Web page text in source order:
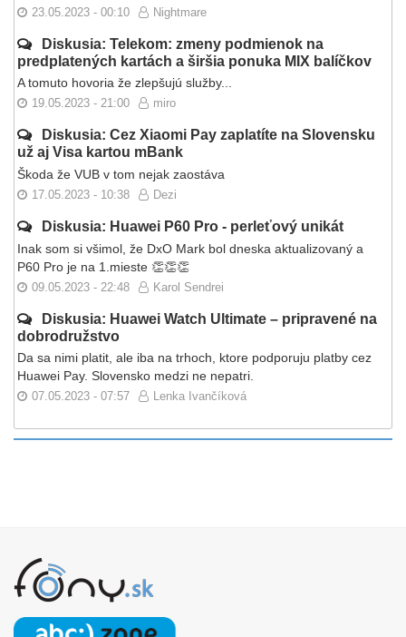
23.05.2023 - 00:10 Nightmare
Diskusia: Telekom: zmeny podmienok na
predplatených kartách a širšia ponuka MIX balíčkov
A tomuto hovoria že zlepšujú služby...
19.05.2023 - 21:00 miro
Diskusia: Cez Xiaomi Pay zaplatíte na Slovensku
už aj Visa kartou mBank
Škoda že VUB v tom nejak zaostáva
17.05.2023 - 10:38 Dezi
Diskusia: Huawei P60 Pro - perleťový unikát
Inak som si všimol, že DxO Mark bol dneska aktualizovaný a
P60 Pro je na 1.mieste 👏👏👏
09.05.2023 - 22:48 Karol Sendrei
Diskusia: Huawei Watch Ultimate – pripravené na
dobrodružstvo
Da sa nimi platit, ale iba na trhoch, ktore podporuju platby cez
Huawei Pay. Slovensko medzi ne nepatri.
07.05.2023 - 07:57 Lenka Ivančíková